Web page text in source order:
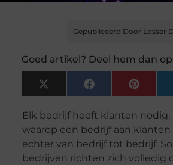
Gepubliceerd Door Losser
Goed artikel? Deel hem dan
X
(Twitter)
Facebook
Elk bedrijf heeft klanten nodig.
waarop een bedrijf aan
echter van bedrijf tot bedrijf.
bedrijven richten zich volledig